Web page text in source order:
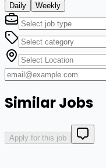
Daily Weekly
Similar Jobs
Apply for this job